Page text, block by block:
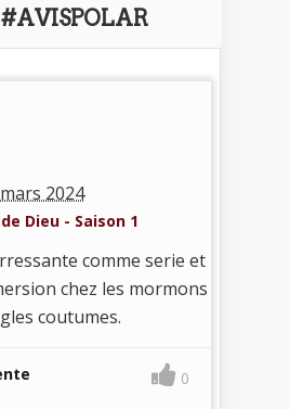
#AVISPOLAR
2024
Dieu - Saison 1
comme serie et
chez les mormons
coutumes.
0